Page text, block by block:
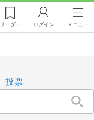
リーダー ログイン メニュー
投票